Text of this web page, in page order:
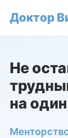
Доктор
Не
на один